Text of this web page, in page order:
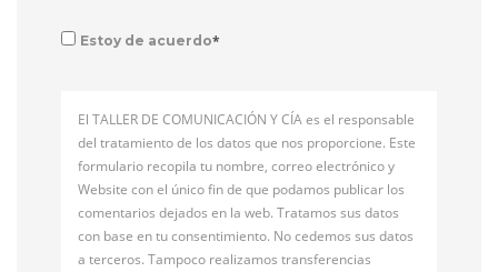
Estoy de acuerdo*
El TALLER DE COMUNICACIÓN Y CÍA es el responsable
del tratamiento de los datos que nos proporcione. Este
formulario recopila tu nombre, correo electrónico y
Website con el único fin de que podamos publicar los
comentarios dejados en la web. Tratamos sus datos
con base en tu consentimiento. No cedemos sus datos
a terceros. Tampoco realizamos transferencias